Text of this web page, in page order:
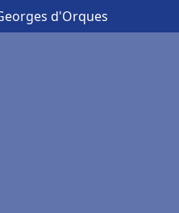
d'Orques